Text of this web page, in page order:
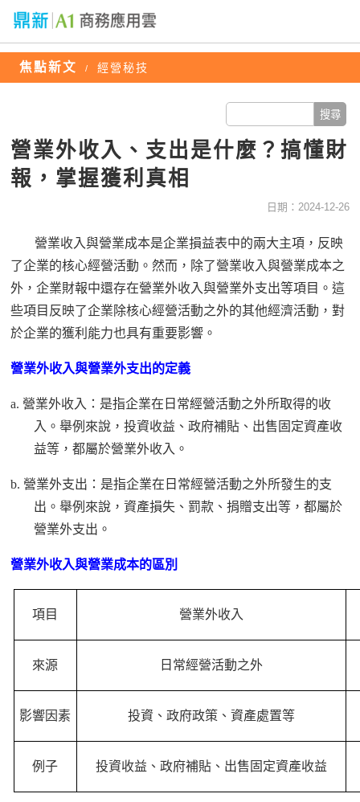
焦點新文 / 經營秘技
營業外收入、支出是什麼？搞懂財
報，掌握獲利真相
日期：2024-12-26
營業收入與營業成本是企業損益表中的兩大主項，反映
了企業的核心經營活動。然而，除了營業收入與營業成本之
外，企業財報中還存在營業外收入與營業外支出等項目。這
些項目反映了企業除核心經營活動之外的其他經濟活動，對
於企業的獲利能力也具有重要影響。
營業外收入與營業外支出的定義
a. 營業外收入：是指企業在日常經營活動之外所取得的收
入。舉例來說，投資收益、政府補貼、出售固定資產收
益等，都屬於營業外收入。
b. 營業外支出：是指企業在日常經營活動之外所發生的支
出。舉例來說，資產損失、罰款、捐贈支出等，都屬於
營業外支出。
營業外收入與營業成本的區別
項目 營業外收入
來源 日常經營活動之外
影響因素 投資、政府政策、資產處置等
例子 投資收益、政府補貼、出售固定資產收益